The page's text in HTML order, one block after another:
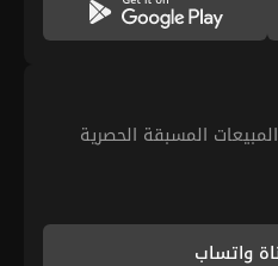
المسبقة الحصرية
واتساب